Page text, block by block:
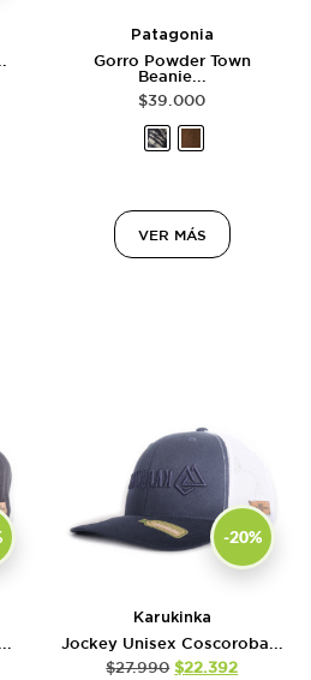
Patagonia
Gorro Powder Town
Beanie...
$39.000
VER MÁS
-20%
Karukinka
Jockey Unisex Coscoroba...
$27.990 $22.392